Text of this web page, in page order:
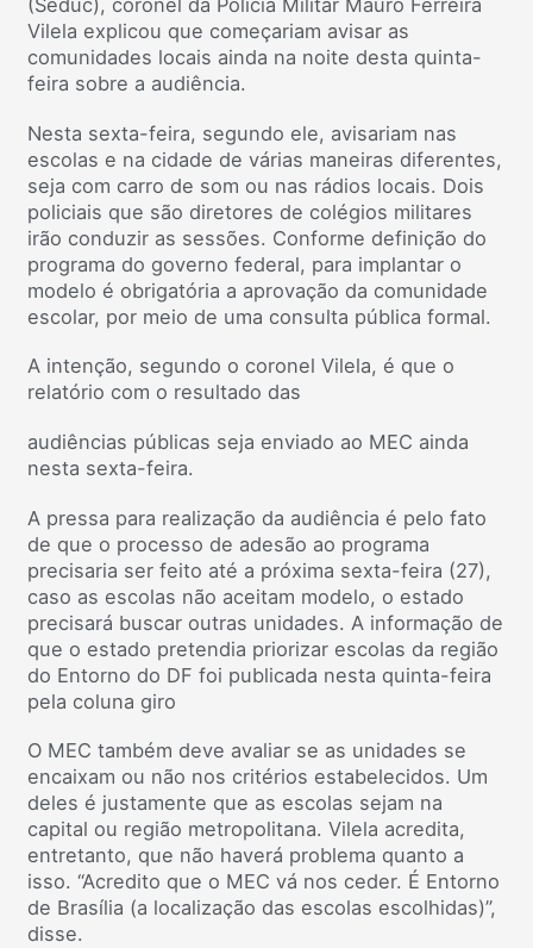
(Seduc), coronel da Polícia Militar Mauro Ferreira
Vilela explicou que começariam avisar as
comunidades locais ainda na noite desta quinta-
feira sobre a audiência.
Nesta sexta-feira, segundo ele, avisariam nas
escolas e na cidade de várias maneiras diferentes,
seja com carro de som ou nas rádios locais. Dois
policiais que são diretores de colégios militares
irão conduzir as sessões. Conforme definição do
programa do governo federal, para implantar o
modelo é obrigatória a aprovação da comunidade
escolar, por meio de uma consulta pública formal.
A intenção, segundo o coronel Vilela, é que o
relatório com o resultado das
audiências públicas seja enviado ao MEC ainda
nesta sexta-feira.
A pressa para realização da audiência é pelo fato
de que o processo de adesão ao programa
precisaria ser feito até a próxima sexta-feira (27),
caso as escolas não aceitam modelo, o estado
precisará buscar outras unidades. A informação de
que o estado pretendia priorizar escolas da região
do Entorno do DF foi publicada nesta quinta-feira
pela coluna giro
O MEC também deve avaliar se as unidades se
encaixam ou não nos critérios estabelecidos. Um
deles é justamente que as escolas sejam na
capital ou região metropolitana. Vilela acredita,
entretanto, que não haverá problema quanto a
isso. “Acredito que o MEC vá nos ceder. É Entorno
de Brasília (a localização das escolas escolhidas)”,
disse.